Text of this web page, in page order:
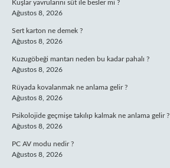
Kuşlar yavrularını süt ile besler mi ?
Ağustos 8, 2026
Sert karton ne demek ?
Ağustos 8, 2026
Kuzugöbeği mantarı neden bu kadar pahalı ?
Ağustos 8, 2026
Rüyada kovalanmak ne anlama gelir ?
Ağustos 8, 2026
Psikolojide geçmişe takılıp kalmak ne anlama gelir ?
Ağustos 8, 2026
PC AV modu nedir ?
Ağustos 8, 2026